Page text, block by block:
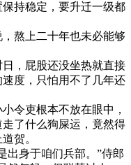
持稳定，要升迁一级都
熬上二十年也未必能够
，屁股还没坐热就直接
度，只怕用不了几年还
令吏根本不放在眼中，
了什么狗屎运，竟然得
贺。
出身于咱们兵部。”侍郎